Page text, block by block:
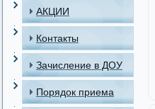
АКЦИИ
Контакты
Зачисление в ДОУ
Порядок приема